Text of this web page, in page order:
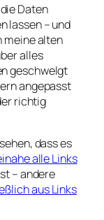
Daten
lassen – und
meine alten
alles
geschwelgt
angepasst
richtig
dass es
alle Links
– andere
aus Links